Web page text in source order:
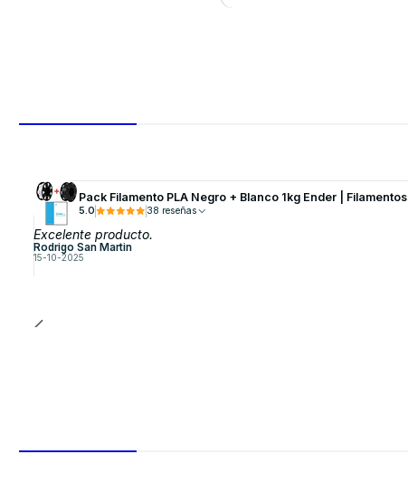
Pack Filamento PLA Negro + Blanco 1kg Ender | Filamentos
5.0 38 reseñas
Excelente producto.
Rodrigo San Martin
15-10-2025